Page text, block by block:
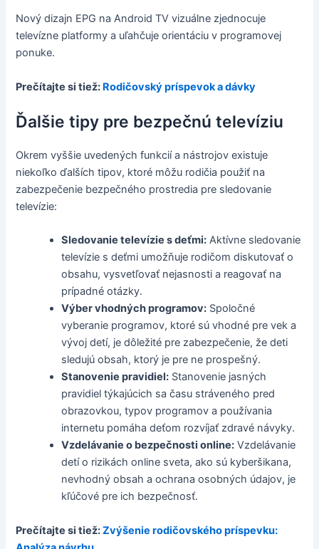
Nový dizajn EPG na Android TV vizuálne zjednocuje
televízne platformy a uľahčuje orientáciu v programovej
ponuke.
Prečítajte si tiež: Rodičovský príspevok a dávky
Ďalšie tipy pre bezpečnú televíziu
Okrem vyššie uvedených funkcií a nástrojov existuje
niekoľko ďalších tipov, ktoré môžu rodičia použiť na
zabezpečenie bezpečného prostredia pre sledovanie
televízie:
Sledovanie televízie s deťmi: Aktívne sledovanie
televízie s deťmi umožňuje rodičom diskutovať o
obsahu, vysvetľovať nejasnosti a reagovať na
prípadné otázky.
Výber vhodných programov: Spoločné
vyberanie programov, ktoré sú vhodné pre vek a
vývoj detí, je dôležité pre zabezpečenie, že deti
sledujú obsah, ktorý je pre ne prospešný.
Stanovenie pravidiel: Stanovenie jasných
pravidiel týkajúcich sa času stráveného pred
obrazovkou, typov programov a používania
internetu pomáha deťom rozvíjať zdravé návyky.
Vzdelávanie o bezpečnosti online: Vzdelávanie
detí o rizikách online sveta, ako sú kyberšikana,
nevhodný obsah a ochrana osobných údajov, je
kľúčové pre ich bezpečnosť.
Prečítajte si tiež:Zvýšenie rodičovského príspevku: